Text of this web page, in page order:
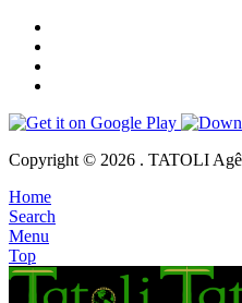
Copyright © 2026 . TATOLI
Home
Search
Menu
Top